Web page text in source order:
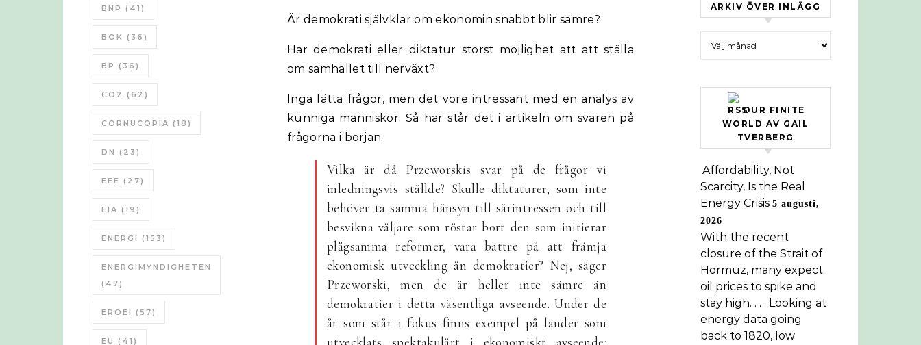
BNP (41)
BOK (36)
BP (36)
CO2 (62)
CORNUCOPIA (18)
DN (23)
EEE (27)
EIA (19)
ENERGI (153)
ENERGIMYNDIGHETEN
(47)
EROEI (57)
EU (41)
Är demokrati självklar om ekonomin snabbt blir sämre?
Har demokrati eller diktatur störst möjlighet att att ställa
om samhället till nerväxt?
Inga lätta frågor, men det vore intressant med en analys av
kunniga människor. Så här står det i artikeln om svaren på
frågorna i början.
Vilka är då Przeworskis svar på de frågor vi
inledningsvis ställde? Skulle diktaturer, som inte
behöver ta samma hänsyn till särintressen och till
besvikna väljare som röstar bort den som initierar
plågsamma reformer, vara bättre på att främja
ekonomisk utveckling än demokratier? Nej, säger
Przeworski, men de är heller inte sämre än
demokratier i detta väsentliga avseende. Under de
år som står i fokus finns exempel på länder som
ARKIV ÖVER INLÄGG
OUR FINITE
WORLD AV GAIL
TVERBERG
Affordability, Not
Scarcity, Is the Real
Energy Crisis 5 augusti,
2026
With the recent
closure of the Strait of
Hormuz, many expect
oil prices to spike and
stay high. . . . Looking at
energy data going
back to 1820, low